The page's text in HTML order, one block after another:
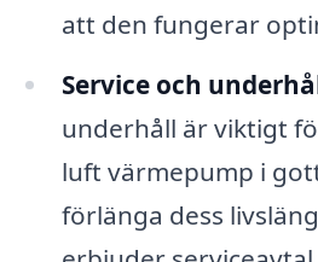
att den fungerar
Service och
underhåll är viktigt
luft värmepump i
förlänga dess